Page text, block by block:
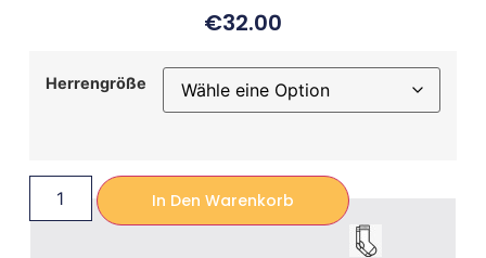
€32.00
Herrengröße
In Den Warenkorb